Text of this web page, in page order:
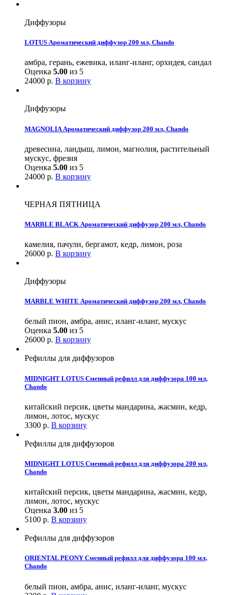
Диффузоры
LOTUS Ароматический диффузор 200 мл, Chando
амбра, герань, ежевика, иланг-иланг, орхидея, сандал
Оценка 5.00 из 5
24000 р. В корзину
Диффузоры
MAGNOLIA Ароматический диффузор 200 мл, Chando
древесина, ландыш, лимон, магнолия, растительный
мускус, фрезия
Оценка 5.00 из 5
24000 р. В корзину
ЧЕРНАЯ ПЯТНИЦА
MARBLE BLACK Ароматический диффузор 200 мл, Chando
камелия, пачули, бергамот, кедр, лимон, роза
26000 р. В корзину
Диффузоры
MARBLE WHITE Ароматический диффузор 200 мл, Chando
белый пион, амбра, анис, иланг-иланг, мускус
Оценка 5.00 из 5
26000 р. В корзину
Рефиллы для диффузоров
MIDNIGHT LOTUS Сменный рефилл для диффузора 100 мл,
Chando
китайский персик, цветы мандарина, жасмин, кедр,
лимон, лотос, мускус
3300 р. В корзину
Рефиллы для диффузоров
MIDNIGHT LOTUS Сменный рефилл для диффузора 200 мл,
Chando
китайский персик, цветы мандарина, жасмин, кедр,
лимон, лотос, мускус
Оценка 3.00 из 5
5100 р. В корзину
Рефиллы для диффузоров
ORIENTAL PEONY Сменный рефилл для диффузора 100 мл,
Chando
белый пион, амбра, анис, иланг-иланг, мускус